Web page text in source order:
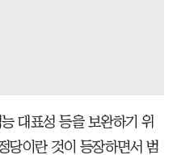
대표성 등을 보완하기 위
당이란 것이 등장하면서 범